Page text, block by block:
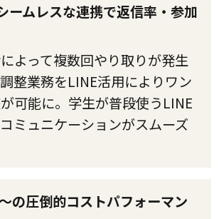
ームレスな連携で返信率・参加
よって複数回やり取りが発生
整業務をLINE活用によりワン
可能に。学生が普段使うLINE
ミュニケーションがスムーズ
の圧倒的コストパフォーマン